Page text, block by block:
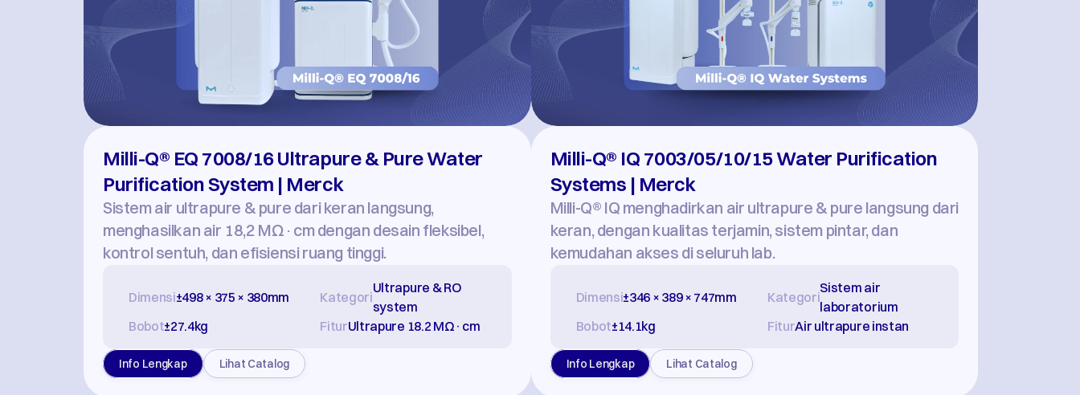
Milli-Q® EQ 7008/16 Ultrapure & Pure Water
Purification System | Merck
Sistem air ultrapure & pure dari keran langsung,
menghasilkan air 18,2 MΩ·cm dengan desain fleksibel,
kontrol sentuh, dan efisiensi ruang tinggi.
Dimensi±498 × 375 × 380mm Kategori
Ultrapure & RO
system
Bobot±27.4kg FiturUltrapure 18.2 MΩ·cm
Info Lengkap Lihat Catalog
Milli-Q® IQ 7003/05/10/15 Water Purification
Systems | Merck
Milli-Q® IQ menghadirkan air ultrapure & pure langsung dari
keran, dengan kualitas terjamin, sistem pintar, dan
kemudahan akses di seluruh lab.
Dimensi±346 × 389 × 747mm Kategori
Sistem air
laboratorium
Bobot±14.1kg FiturAir ultrapure instan
Info Lengkap Lihat Catalog